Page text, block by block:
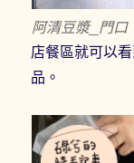
阿清豆漿_門口
店餐區就可以
品。